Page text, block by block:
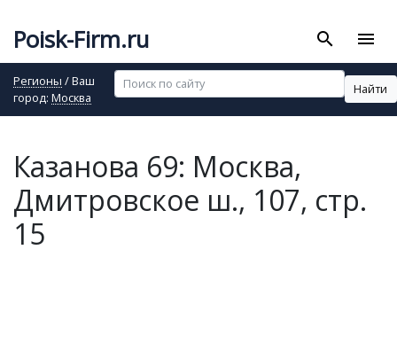
Poisk-Firm.ru search menu
Регионы / Ваш
город: Москва
Найти
Казанова 69: Москва,
Дмитровское ш., 107, стр.
15